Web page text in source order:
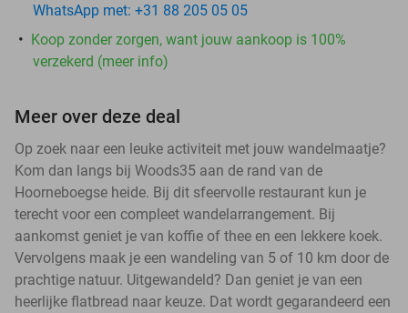
WhatsApp met: +31 88 205 05 05
Koop zonder zorgen, want jouw aankoop is 100%
verzekerd (meer info)
Meer over deze deal
Op zoek naar een leuke activiteit met jouw wandelmaatje?
Kom dan langs bij Woods35 aan de rand van de
Hoorneboegse heide. Bij dit sfeervolle restaurant kun je
terecht voor een compleet wandelarrangement. Bij
aankomst geniet je van koffie of thee en een lekkere koek.
Vervolgens maak je een wandeling van 5 of 10 km door de
prachtige natuur. Uitgewandeld? Dan geniet je van een
heerlijke flatbread naar keuze. Dat wordt gegarandeerd een